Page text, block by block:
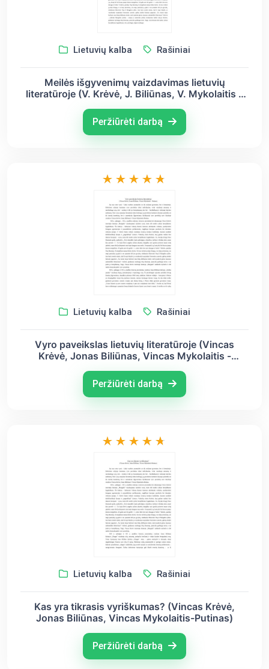
Lietuvių kalba Rašiniai
Meilės išgyvenimų vaizdavimas lietuvių
literatūroje (V. Krėvė, J. Biliūnas, V. Mykolaitis –
Peržiūrėti darbą
Lietuvių kalba Rašiniai
Vyro paveikslas lietuvių literatūroje (Vincas
Krėvė, Jonas Biliūnas, Vincas Mykolaitis -
Peržiūrėti darbą
Lietuvių kalba Rašiniai
Kas yra tikrasis vyriškumas? (Vincas Krėvė,
Jonas Biliūnas, Vincas Mykolaitis-Putinas)
Peržiūrėti darbą